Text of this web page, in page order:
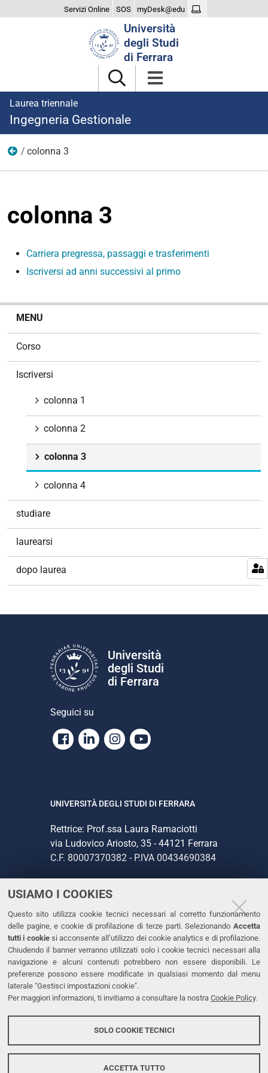
USIAMO I COOKIES
Questo sito utilizza cookie tecnici necessari al corretto funzionamento
delle pagine, e cookie di profilazione di terze parti. Selezionando Accetta
tutti i cookiesi acconsente all’utilizzo dei cookie analytics e di profilazione.
Chiudendo il banner verranno utilizzati solo i cookie tecnici necessari alla
navigazione e alcuni contenuti potrebbero non essere disponibili. Le
preferenze possono essere modificate in qualsiasi momento dal menu
laterale "Gestisci impostazioni cookie".
Per maggiori informazioni, ti invitiamo a consultare la nostra Cookie Policy.
SOLO COOKIE TECNICI
ACCETTA TUTTO
Servizi Online SOS myDesk@edu
Università
degli Studi
di Ferrara
Laurea triennale
Ingegneria Gestionale
Iscriversi
colonna 3
colonna 3
Carriera pregressa, passaggi e trasferimenti
Iscriversi ad anni successivi al primo
MENU
Corso
Iscriversi
colonna 1
colonna 2
colonna 3
colonna 4
studiare
laurearsi
dopo laurea
Università
degli Studi
di Ferrara
Seguici su
Facebook
LinkedinInstagram
Youtube
UNIVERSITÀ DEGLI STUDI DI FERRARA
Rettrice: Prof.ssa Laura Ramaciotti
via Ludovico Ariosto, 35 - 44121 Ferrara
C.F. 80007370382 - P.IVA 00434690384
CONTATTI
Tel. +39 0532 293111
Fax. +39 0532 293031
PEC
LINKS
Dichiarazione di accessibilità
Protezione dati personali